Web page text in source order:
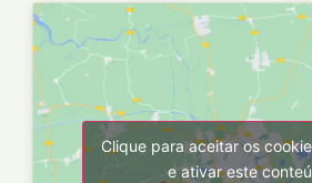
Clique para aceitar os
e ativar este